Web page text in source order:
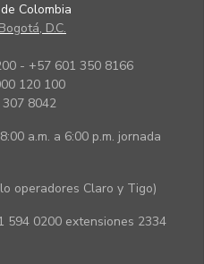
Colombia
D.C.
- +57 601 350 8166
120 100
8042
a.m. a 6:00 p.m. jornada
operadores Claro y Tigo)
594 0200 extensiones 2334